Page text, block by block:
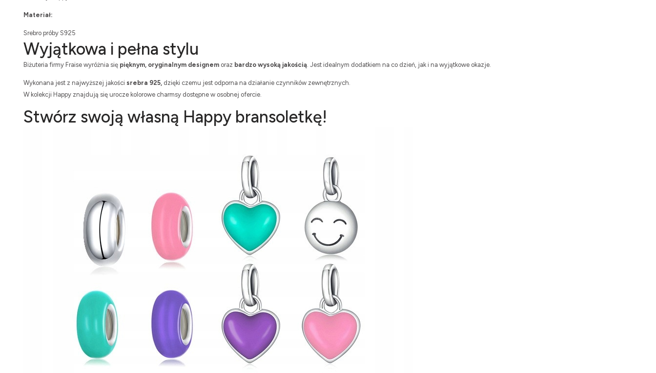
Materiał:
Srebro próby S925
Wyjątkowa i pełna stylu
Biżuteria firmy Fraise wyróżnia się pięknym, oryginalnym designem oraz bardzo wysoką jakością . Jest idealnym dodatkiem na co dzień, jak i na wyjątkowe okazje.
Wykonana jest z najwyższej jakości srebra 925, dzięki czemu jest odporna na działanie czynników zewnętrznych.
W kolekcji Happy znajdują się urocze kolorowe charmsy dostępne w osobnej ofercie.
Stwórz swoją własną Happy bransoletkę!